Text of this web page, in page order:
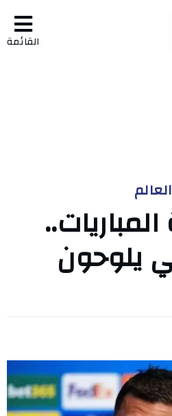
القائمة
يلوحون